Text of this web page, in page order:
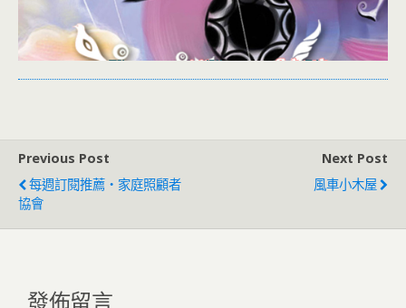
Previous Post
每週訂閱推薦‧家庭照顧者
協會
Next Post
風車小木屋
發佈留言